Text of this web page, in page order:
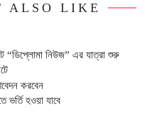
ALSO LIKE
“ডিপ্লোমা নিউজ” এর যাত্রা শুরু
করবেন
ভর্তি হওয়া যাবে